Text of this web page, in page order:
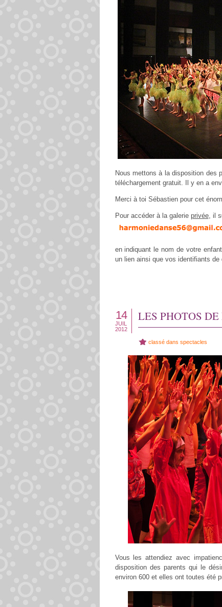
Nous mettons à la disposition des
téléchargement gratuit. Il y en a
Merci à toi Sébastien pour cet
Pour accéder à la galerie privée, il
en indiquant le nom de votre
un lien ainsi que vos identifiants
LES PHOTOS
14
JUIL
2012
classé dans spectacles
Vous les attendiez avec
disposition des parents qui le
environ 600 et elles ont toutes été